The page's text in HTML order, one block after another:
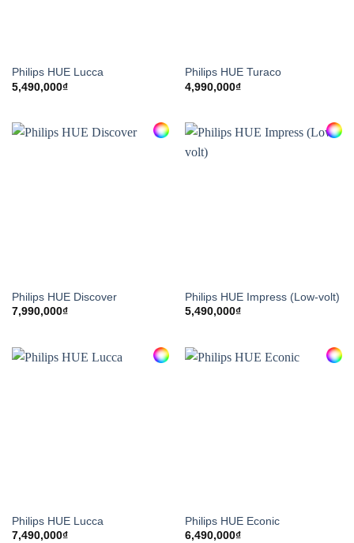
Philips HUE Lucca
5,490,000₫
Philips HUE Turaco
4,990,000₫
Philips HUE Discover
7,990,000₫
Philips HUE Impress (Low-volt)
5,490,000₫
Philips HUE Lucca
7,490,000₫
Philips HUE Econic
6,490,000₫